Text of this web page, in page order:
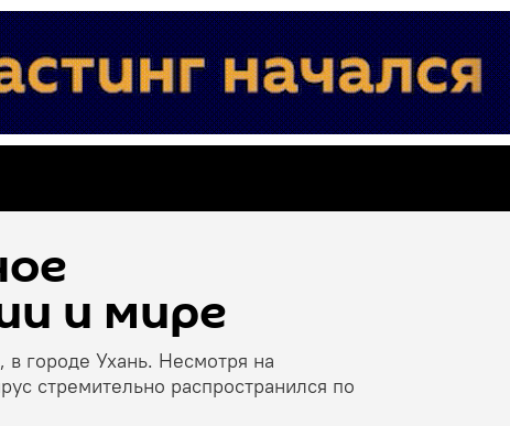
и мире
в городе Ухань. Несмотря на
стремительно распространился по